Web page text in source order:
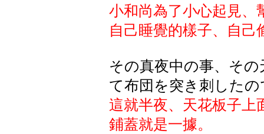
小和尚為了小心起見、
自己睡覺的樣子、自己
その真夜中の事、そ
て布団を突き刺したの
這就半夜、天花板子上
鋪蓋就是一據。